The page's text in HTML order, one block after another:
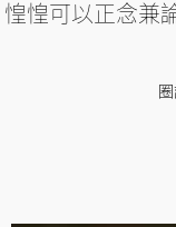
惶惶可以正念兼